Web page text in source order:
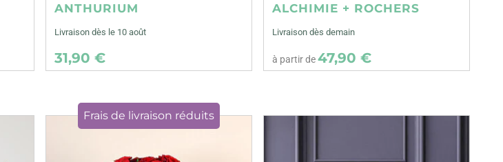
ANTHURIUM
Livraison dès le 10 août
31,90 €
ALCHIMIE + ROCHERS
Livraison dès demain
à partir de47,90 €
Frais de livraison réduits